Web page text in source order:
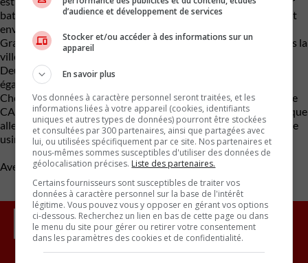
batteries. Des transformateurs de lithium, de nickel et de cobalt
envisagent des investissements, tandis que Nouveau Monde
Graphite Inc. a déjà commencé la construction d’une usine dans la
ville.
Deux usines de matériaux actifs de cathode (CAM) sont
également en projet. En mars 2022, General Motors et Posco
Chemical ont annoncé leur intention de construire une usine de
CAM de 500 millions de dollars dans la ville. L’entreprise chimique
allemande BASF a acheté un terrain à Bécancour pour sa propre
usine le même mois.
Avec des renseignements d’Automotive News Canada
d’audience et développement de services
Stocker et/ou accéder à des informations sur un
appareil
En savoir plus
Vos données à caractère personnel seront traitées, et les
informations liées à votre appareil (cookies, identifiants
uniques et autres types de données) pourront être stockées
et consultées par 300 partenaires, ainsi que partagées avec
lui, ou utilisées spécifiquement par ce site. Nos partenaires et
nous-mêmes sommes susceptibles d'utiliser des données de
géolocalisation précises. Liste des partenaires.
Certains fournisseurs sont susceptibles de traiter vos
données à caractère personnel sur la base de l'intérêt
légitime. Vous pouvez vous y opposer en gérant vos options
ci-dessous. Recherchez un lien en bas de cette page ou dans
le menu du site pour gérer ou retirer votre consentement
dans les paramètres des cookies et de confidentialité.